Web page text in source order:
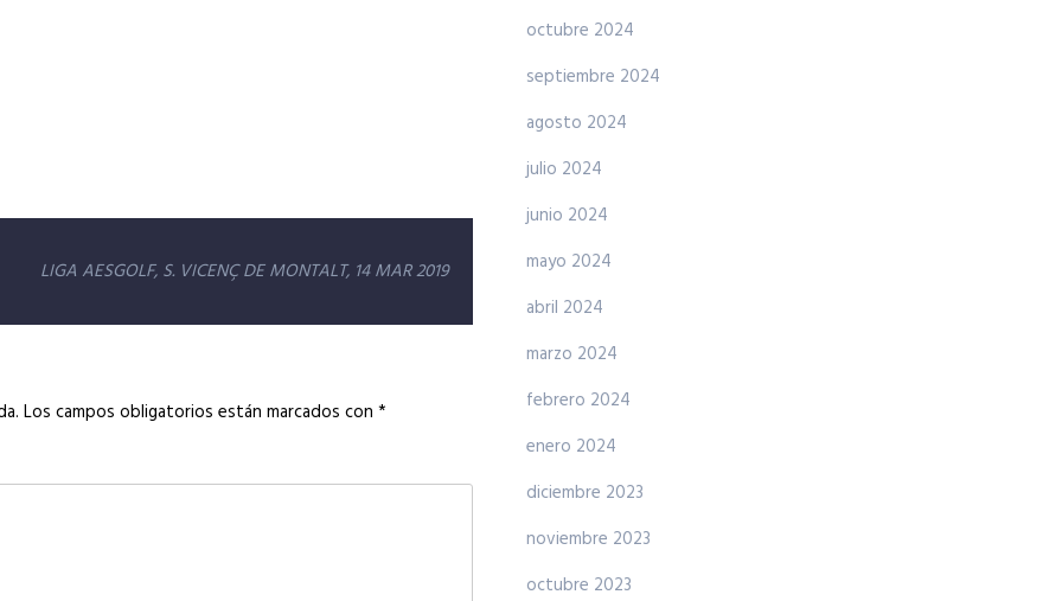
LIGA AESGOLF, S. VICENÇ DE MONTALT, 14 MAR 2019
Los campos obligatorios están marcados con *
octubre 2024
septiembre 2024
agosto 2024
julio 2024
junio 2024
mayo 2024
abril 2024
marzo 2024
febrero 2024
enero 2024
diciembre 2023
noviembre 2023
octubre 2023